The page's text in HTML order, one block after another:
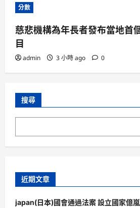
分數
慈悲機構為年長者發布當地首
目
admin 3 小時 ago 0
搜尋
近期文章
japan(日本)國會通過法案 設立國家億